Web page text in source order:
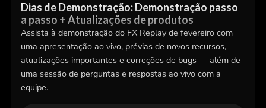
Dias de Demonstração: Demonstração passo
a passo + Atualizações de produtos
Assista à demonstração do FX Replay de fevereiro com
uma apresentação ao vivo, prévias de novos recursos,
atualizações importantes e correções de bugs — além de
uma sessão de perguntas e respostas ao vivo com a
equipe.